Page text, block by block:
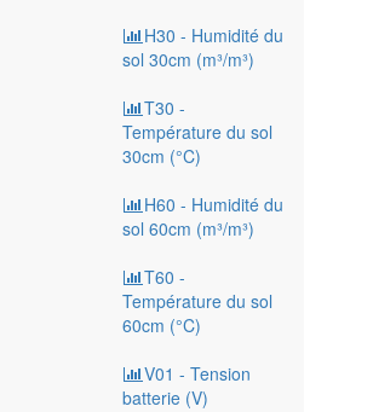
H30 - Humidité du
sol 30cm (m³/m³)
T30 -
Température du sol
30cm (°C)
H60 - Humidité du
sol 60cm (m³/m³)
T60 -
Température du sol
60cm (°C)
V01 - Tension
batterie (V)